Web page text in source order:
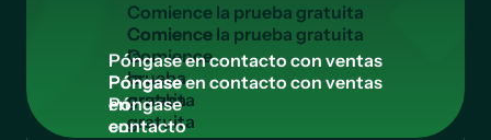
Comiencela pruebagratuita
Comience
la
prueba
gratuita
Póngaseencontactoconventas
Póngase
en
contacto